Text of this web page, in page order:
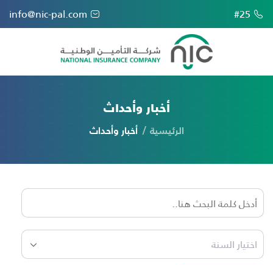
#25
info@nic-pal.com
أخبار وأحداث
الرئيسية أخبار وأحداث
اختيار السنة